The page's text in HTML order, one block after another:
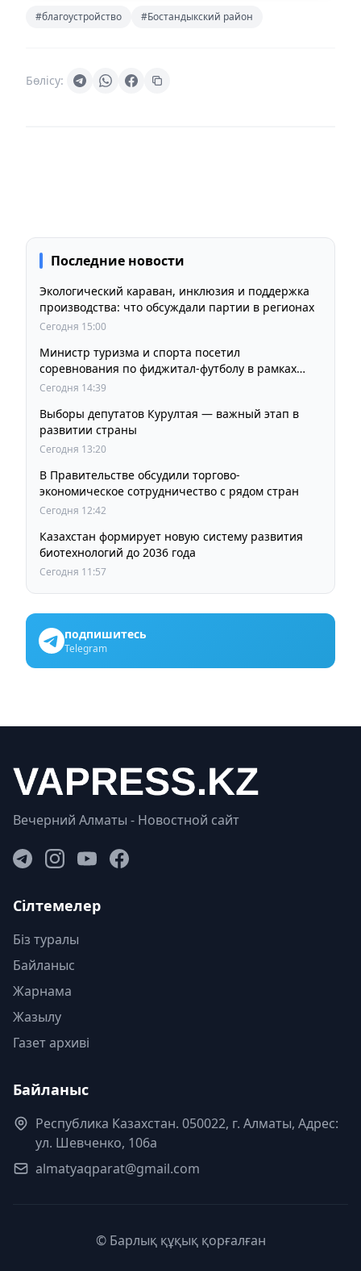
#благоустройство #Бостандыкский район
Бөлісу:
Последние новости
Экологический караван, инклюзия и поддержка
производства: что обсуждали партии в регионах
Сегодня 15:00
Министр туризма и спорта посетил
соревнования по фиджитал-футболу в рамках
«Игр Будущего 2026»
Сегодня 14:39
Выборы депутатов Курултая — важный этап в
развитии страны
Сегодня 13:20
В Правительстве обсудили торгово-
экономическое сотрудничество с рядом стран
Сегодня 12:42
Казахстан формирует новую систему развития
биотехнологий до 2036 года
Сегодня 11:57
подпишитесь
Telegram
Вечерний Алматы - Новостной сайт
Сілтемелер
Біз туралы
Байланыс
Жарнама
Жазылу
Газет архиві
Байланыс
Республика Казахстан. 050022, г. Алматы, Адрес:
ул. Шевченко, 106а
almatyaqparat@gmail.com
© Барлық құқық қорғалған